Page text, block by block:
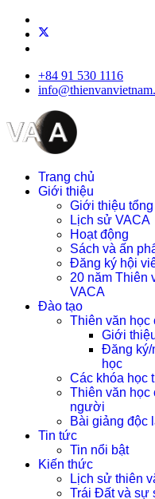
+84 91 530 1116
Trang chủ
Giới thiệu
Giới thiệu
Lịch sử VACA
Hoạt động
Sách và ấn
Đăng ký hội
20 năm Thiên
VACA
Đào tạo
Thiên văn học
Giới
Đăng ký/
học
Các khóa học
Thiên văn học
người
Bài giảng độc
Tin tức
Tin nổi bật
Kiến thức
Lịch sử thiên
Trái Đất và sự